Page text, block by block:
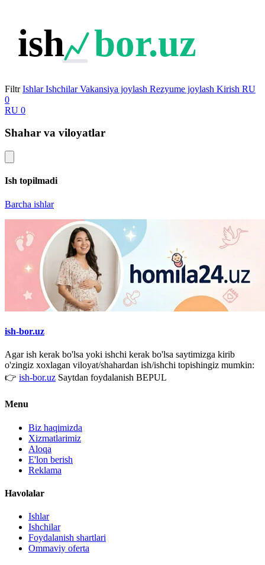
ish bor.uz
Filtr Ishlar Ishchilar Vakansiya joylash Rezyume joylash Kirish RU
0
RU 0
Shahar va viloyatlar
Ish topilmadi
Barcha ishlar
ish-bor.uz
Agar ish kerak bo'lsa yoki ishchi kerak bo'lsa saytimizga kirib
o'zingiz xoxlagan viloyat/shahardan ish/ishchi topishingiz mumkin:
👉 ish-bor.uz Saytdan foydalanish BEPUL
Menu
Biz haqimizda
Xizmatlarimiz
Aloqa
E'lon berish
Reklama
Havolalar
Ishlar
Ishchilar
Foydalanish shartlari
Ommaviy oferta